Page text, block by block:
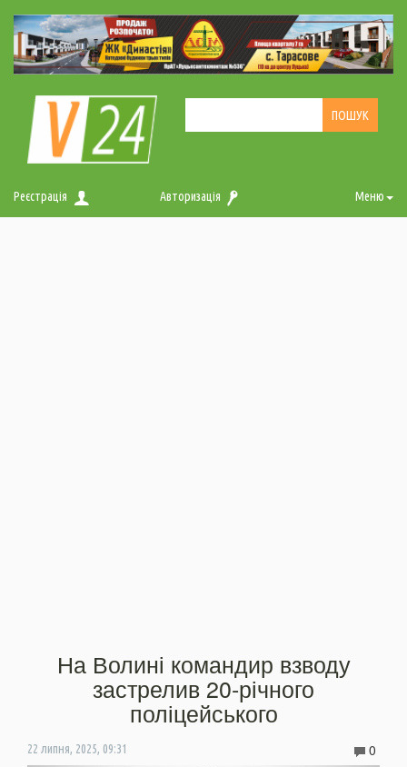
Реєстрація Авторизація Меню
На Волині командир взводу
застрелив 20-річного
поліцейського
22 липня, 2025, 09:31 0